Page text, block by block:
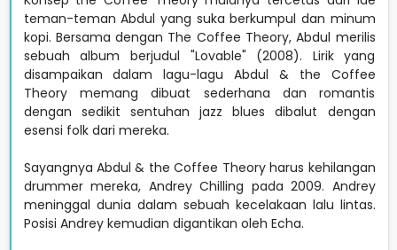
teman-teman Abdul yang suka berkumpul dan minum
kopi. Bersama dengan The Coffee Theory, Abdul merilis
sebuah album berjudul "Lovable" (2008). Lirik yang
disampaikan dalam lagu-lagu Abdul & the Coffee
Theory memang dibuat sederhana dan romantis
dengan sedikit sentuhan jazz blues dibalut dengan
esensi folk dari mereka.
Sayangnya Abdul & the Coffee Theory harus kehilangan
drummer mereka, Andrey Chilling pada 2009. Andrey
meninggal dunia dalam sebuah kecelakaan lalu lintas.
Posisi Andrey kemudian digantikan oleh Echa.